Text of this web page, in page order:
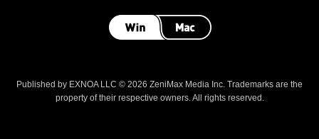
Published by EXNOA LLC © 2026 ZeniMax Media Inc. Trademarks are the
property of their respective owners. All rights reserved.